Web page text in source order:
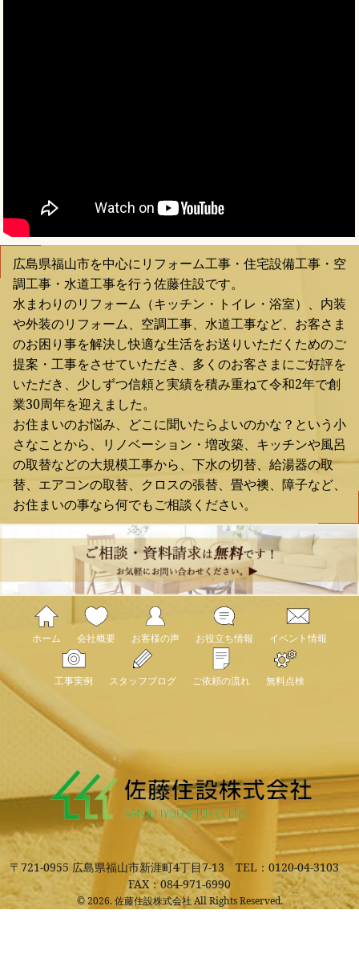
広島県福山市を中心にリフォーム工事・住宅設備工事・空
調工事・水道工事を行う佐藤住設です。
水まわりのリフォーム（キッチン・トイレ・浴室）、内装
や外装のリフォーム、空調工事、水道工事など、お客さま
のお困り事を解決し快適な生活をお送りいただくためのご
提案・工事をさせていただき、多くのお客さまにご好評を
いただき、少しずつ信頼と実績を積み重ねて令和2年で創
業30周年を迎えました。
お住まいのお悩み、どこに聞いたらよいのかな？という小
さなことから、リノベーション・増改築、キッチンや風呂
の取替などの大規模工事から、下水の切替、給湯器の取
替、エアコンの取替、クロスの張替、畳や襖、障子など、
お住まいの事なら何でもご相談ください。
ホーム 会社概要 お客様の声 お役立ち情報 イベント情報
工事実例 スタッフブログ ご依頼の流れ 無料点検
〒721-0955 広島県福山市新涯町4丁目7-13 TEL：0120-04-3103
FAX：084-971-6990
© 2026. 佐藤住設株式会社 All Rights Reserved.